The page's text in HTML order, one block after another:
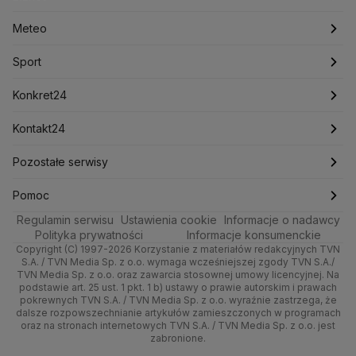
Lotnisko Chopina
Mariusz Błaszczak
Mark Zuckerberg
Ministerstwo Aktywów Państwowych
Ministerstwo Infrastruktury
Ministerstwo Rolnictwa
Ministerstwo Rozwoju i Technologii
Ministerstwo Sportu i Turystyki
Ministerstwo Cyfryzacji
Ministerstwo Edukacji Narodowej
Ministerstwo Finansów
Ministerstwo Klimatu i Środowiska
Ministerstwo Nauki i Szkolnictwa Wyższego
Meteo
Sport
Zdrowie
Technologia
Quizy
Tematy
Artykuły
Newslettery
Fakty o Świecie
Ludzie Faktów
Łódź
Katowice
Kraków
Poznań
Trójmiasto
Kielce
Kujawsko-pomorskie
Lublin
Lubuskie
Najnowsze
Notowania
Pieniądze
Nieruchomości
Rynki
Dla firm
Handel
Ze świata
Tech
Moto
Meteo
Pogoda godzinowa
Pogoda długoterminowa
Pogoda na jutro
Pogoda na weekend
Najnowsze
Polska
Prognoza
Świat
Nauka
Sport
Piłka Nożna
Tenis
Kolarstwo
Skoki Narciarskie
Sporty zimowe
Lekkoatletyka
Siatkówka
F1
Konkret24
Najnowsze
Polska
Świat
Polityka
Zdrowie
Tech
Nauka
Kontakt24
Najnowsze
Gorące Tematy
Wyślij zgłoszenie
Pozostałe serwisy
TVN
Dzień Dobry TVN
Uwaga TVN
HGTV
TVN Turbo
Pomoc
Centrum pomocy
Test zgodności
Oglądaj na TV
Zrealizuj voucher
Regulamin serwisu Ustawienia cookie
Informacje o nadawcy
Polityka prywatności
Informacje konsumenckie
Copyright (C) 1997-2026 Korzystanie z materiałów redakcyjnych TVN
S.A. / TVN Media Sp. z o.o. wymaga wcześniejszej zgody TVN S.A./
TVN Media Sp. z o.o. oraz zawarcia stosownej umowy licencyjnej. Na
podstawie art. 25 ust. 1 pkt. 1 b) ustawy o prawie autorskim i prawach
pokrewnych TVN S.A. / TVN Media Sp. z o.o. wyraźnie zastrzega, że
dalsze rozpowszechnianie artykułów zamieszczonych w programach
oraz na stronach internetowych TVN S.A. / TVN Media Sp. z o.o. jest
zabronione.